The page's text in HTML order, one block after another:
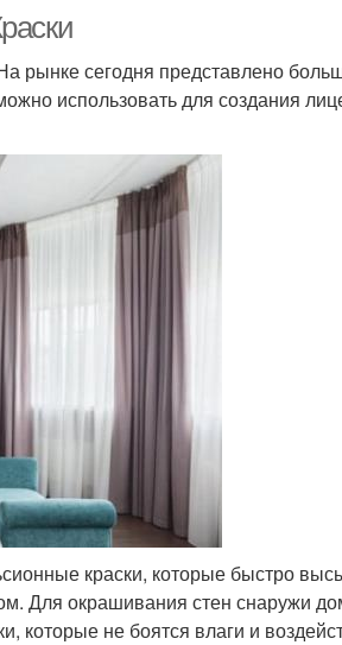
рынке сегодня представлено
использовать для создания
краски, которые быстро
Для окрашивания стен снаружи
которые не боятся влаги и